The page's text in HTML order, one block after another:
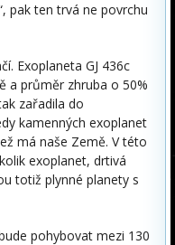
pak ten trvá ne povrchu
Exoplaneta GJ 436c
a průměr zhruba o 50%
zařadila do
kamenných exoplanet
má naše Země. V této
exoplanet, drtivá
totiž plynné planety s
pohybovat mezi 130